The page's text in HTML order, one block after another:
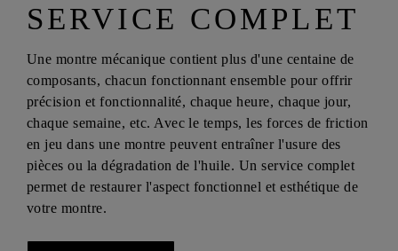
SERVICE COMPLET
Une montre mécanique contient plus d'une centaine de
composants, chacun fonctionnant ensemble pour offrir
précision et fonctionnalité, chaque heure, chaque jour,
chaque semaine, etc. Avec le temps, les forces de friction
en jeu dans une montre peuvent entraîner l'usure des
pièces ou la dégradation de l'huile. Un service complet
permet de restaurer l'aspect fonctionnel et esthétique de
votre montre.